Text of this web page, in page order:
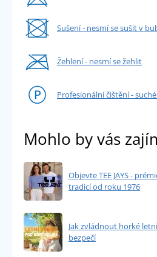
Sušení - nesmí se sušit v
Žehlení - nesmí se žehlit
Profesionální čištění -
Mohlo by vás
Objevte TEE JAYS -
tradicí od roku 1976
Jak zvládnout horké
bezpečí